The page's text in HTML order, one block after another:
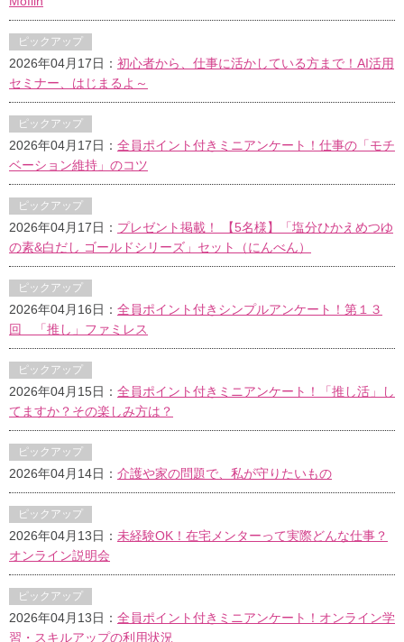
ピックアップ
2026年04月17日： 初心者から、仕事に活かしている方まで！AI活用
セミナー、はじまるよ～
ピックアップ
2026年04月17日： 全員ポイント付きミニアンケート！仕事の「モチ
ベーション維持」のコツ
ピックアップ
2026年04月17日： プレゼント掲載！ 【5名様】「塩分ひかえめつゆ
の素&白だし ゴールドシリーズ」セット（にんべん）
ピックアップ
2026年04月16日： 全員ポイント付きシンプルアンケート！第１３
回 「推し」ファミレス
ピックアップ
2026年04月15日： 全員ポイント付きミニアンケート！「推し活」し
てますか？その楽しみ方は？
ピックアップ
2026年04月14日： 介護や家の問題で、私が守りたいもの
ピックアップ
2026年04月13日： 未経験OK！在宅メンターって実際どんな仕事？
オンライン説明会
ピックアップ
2026年04月13日： 全員ポイント付きミニアンケート！オンライン学
習・スキルアップの利用状況